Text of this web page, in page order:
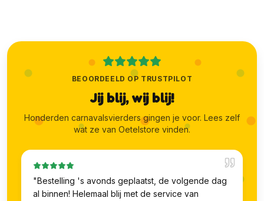
BEOORDEELD OP TRUSTPILOT
Jij blij, wij blij!
Honderden carnavalsvierders gingen je voor. Lees zelf
wat ze van Oetelstore vinden.
"Bestelling 's avonds geplaatst, de volgende dag
al binnen! Helemaal blij met de service van